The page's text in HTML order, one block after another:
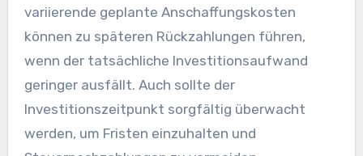
variierende geplante Anschaffungskosten
können zu späteren Rückzahlungen führen,
wenn der tatsächliche Investitionsaufwand
geringer ausfällt. Auch sollte der
Investitionszeitpunkt sorgfältig überwacht
werden, um Fristen einzuhalten und